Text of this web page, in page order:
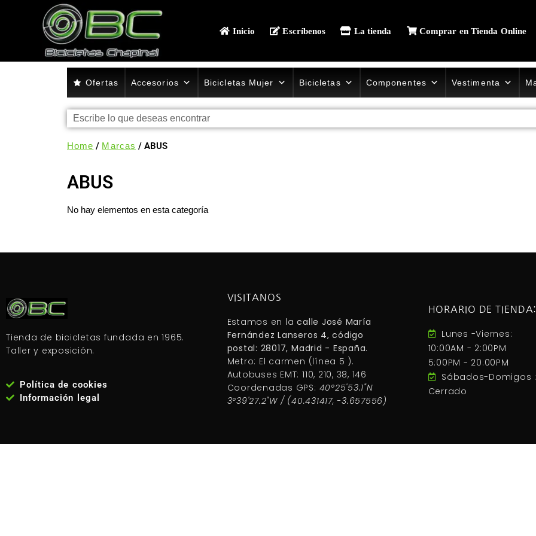
Inicio Escríbenos La tienda Comprar en Tienda Online
Ofertas Accesorios Bicicletas Mujer Bicicletas Componentes Vestimenta
Home / Marcas / ABUS
ABUS
No hay elementos en esta categoría
Tienda de bicicletas fundada en 1965.
Taller y exposición.
Política de cookies
Información legal
VISITANOS
Estamos en lacalle José María
Fernández Lanseros 4, código
postal: 28017, Madrid - España.
Metro: El carmen (línea 5 ).
Autobuses EMT: 110, 210, 38, 146
Coordenadas GPS: 40°25'53.1"N
3°39'27.2"W / (40.431417, -3.657556)
HORARIO DE
Lunes -Viernes:
10:00AM - 2:00PM
5:00PM - 20:00PM
Sábados-Domigos
Cerrado